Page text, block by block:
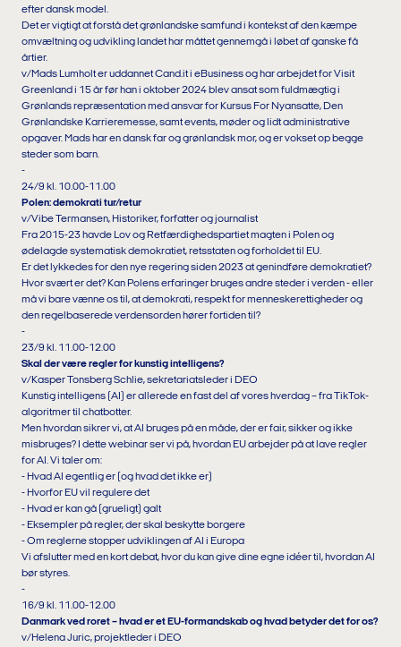
efter dansk model.
Det er vigtigt at forstå det grønlandske samfund i kontekst af den kæmpe
omvæltning og udvikling landet har måttet gennemgå i løbet af ganske få
årtier.
v/Mads Lumholt er uddannet Cand.it i eBusiness og har arbejdet for Visit
Greenland i 15 år før han i oktober 2024 blev ansat som fuldmægtig i
Grønlands repræsentation med ansvar for Kursus For Nyansatte, Den
Grønlandske Karrieremesse, samt events, møder og lidt administrative
opgaver. Mads har en dansk far og grønlandsk mor, og er vokset op begge
steder som barn.
-
24/9 kl. 10.00-11.00
Polen: demokrati tur/retur
v/Vibe Termansen, Historiker, forfatter og journalist
Fra 2015-23 havde Lov og Retfærdighedspartiet magten i Polen og
ødelagde systematisk demokratiet, retsstaten og forholdet til EU.
Er det lykkedes for den nye regering siden 2023 at genindføre demokratiet?
Hvor svært er det? Kan Polens erfaringer bruges andre steder i verden - eller
må vi bare vænne os til, at demokrati, respekt for menneskerettigheder og
den regelbaserede verdensorden hører fortiden til?
-
23/9 kl. 11.00-12.00
Skal der være regler for kunstig intelligens?
v/Kasper Tonsberg Schlie, sekretariatsleder i DEO
Kunstig intelligens (AI) er allerede en fast del af vores hverdag – fra TikTok-
algoritmer til chatbotter.
Men hvordan sikrer vi, at AI bruges på en måde, der er fair, sikker og ikke
misbruges? I dette webinar ser vi på, hvordan EU arbejder på at lave regler
for AI. Vi taler om:
- Hvad AI egentlig er (og hvad det ikke er)
- Hvorfor EU vil regulere det
- Hvad er kan gå (grueligt) galt
- Eksempler på regler, der skal beskytte borgere
- Om reglerne stopper udviklingen af AI i Europa
Vi afslutter med en kort debat, hvor du kan give dine egne idéer til, hvordan AI
bør styres.
-
16/9 kl. 11.00-12.00
Danmark ved roret – hvad er et EU-formandskab og hvad betyder det for os?
v/Helena Juric, projektleder i DEO